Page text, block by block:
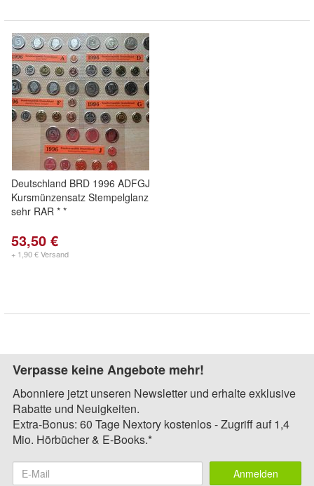
Deutschland BRD 1996 ADFGJ
Kursmünzensatz Stempelglanz
sehr RAR * *
53,50 €
+ 1,90 € Versand
Verpasse keine Angebote mehr!
Abonniere jetzt unseren Newsletter und erhalte exklusive
Rabatte und Neuigkeiten.
Extra-Bonus: 60 Tage Nextory kostenlos - Zugriff auf 1,4
Mio. Hörbücher & E-Books.*
Anmelden